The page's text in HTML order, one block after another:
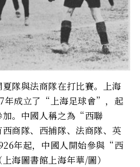
夏隊與法商隊在打比賽。上海
年成立了“上海足球會”，起
加。中國人稱之為“西聯
商隊、西捕隊、法商隊、英
年起，中國人開始參與“西
海圖書館上海年華/圖）